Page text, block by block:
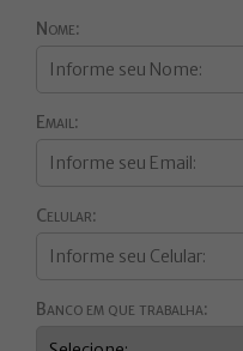
Nome:
Email:
Celular:
Banco em que trabalha: